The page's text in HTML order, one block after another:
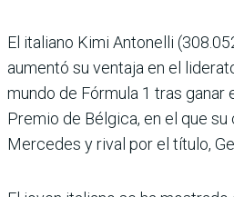
El italiano Kimi Antonelli
aumentó su ventaja en el
mundo de Fórmula 1 tras ganar
Premio de Bél­gica, en el que su
Mercedes y rival por el título,